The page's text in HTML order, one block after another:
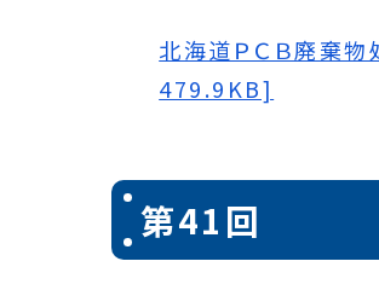
北海道ＰＣＢ廃棄
479.9KB]
第41回